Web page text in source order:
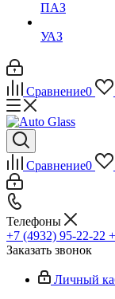
ПАЗ
УАЗ
Сравнение0
Сравнение0
Телефоны
+7 (4932) 95-22-22
Заказать звонок
Личный